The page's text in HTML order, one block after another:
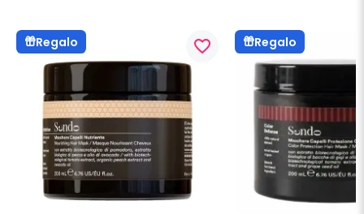
Regalo favorite_border Regalo